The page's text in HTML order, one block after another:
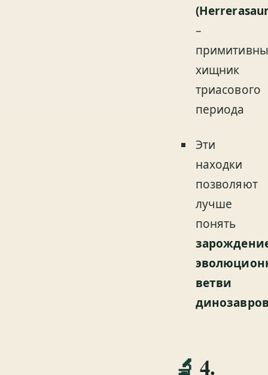
–
хищник
триасового
периода
Эти
находки
позволяют
лучше
понять
ветви
🔬4.